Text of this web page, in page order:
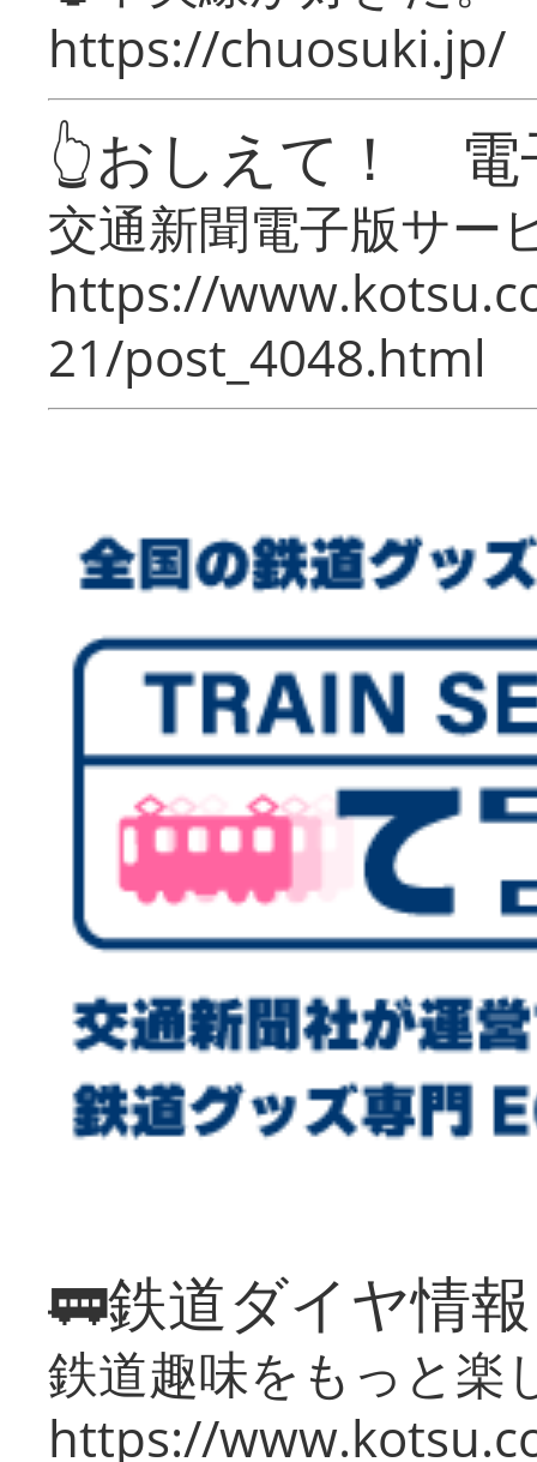
https://chuosuki.jp/
👆おしえて！ 電
交通新聞電子版サー
https://
21/post_4048.html
🚃鉄道ダイヤ情
鉄道趣味をもっと楽
https://